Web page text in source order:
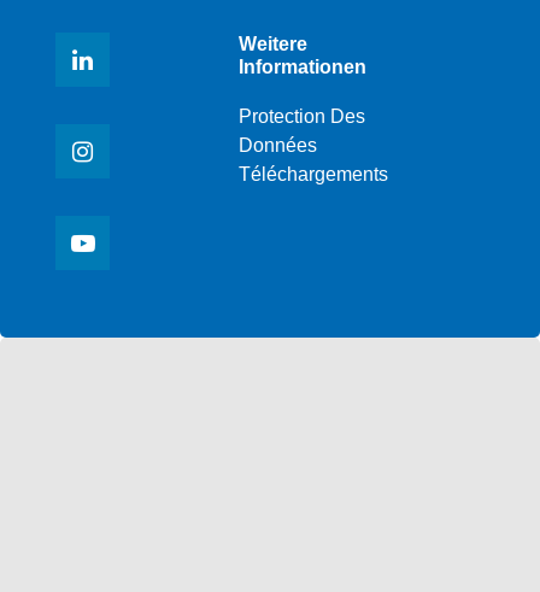
Weitere
Informationen
Protection Des
Données
Téléchargements